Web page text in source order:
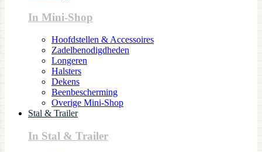
In Mini-Shop
Hoofdstellen & Accessoires
Zadelbenodigdheden
Longeren
Halsters
Dekens
Beenbescherming
Overige Mini-Shop
Stal & Trailer
In Stal & Trailer